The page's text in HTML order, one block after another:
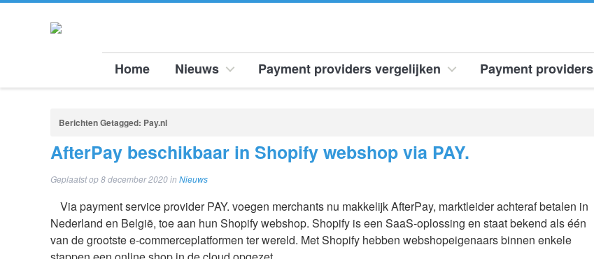
Home Nieuws Payment providers vergelijken Payment providers
Berichten Getagged: Pay.nl
AfterPay beschikbaar in Shopify webshop via PAY.
Geplaatst op8 december 2020in Nieuws
Via payment service provider PAY. voegen merchants nu makkelijk AfterPay, marktleider achteraf betalen in
Nederland en België, toe aan hun Shopify webshop. Shopify is een SaaS-oplossing en staat bekend als één
van de grootste e-commerceplatformen ter wereld. Met Shopify hebben webshopeigenaars binnen enkele